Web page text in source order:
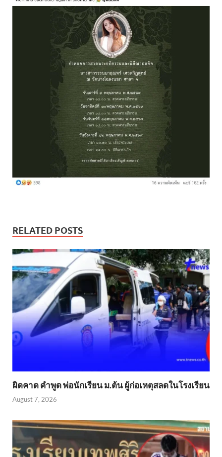
RELATED POSTS
ผิดคาด คำพูด พ่อนักเรียน ม.ต้น ผู้ก่อเหตุสลดในโรงเรียน
August 7, 2026